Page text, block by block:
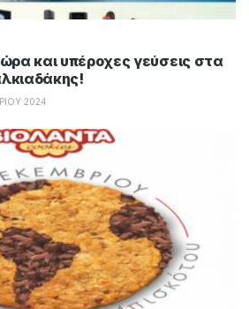
και υπέροχες γεύσεις στα
2024